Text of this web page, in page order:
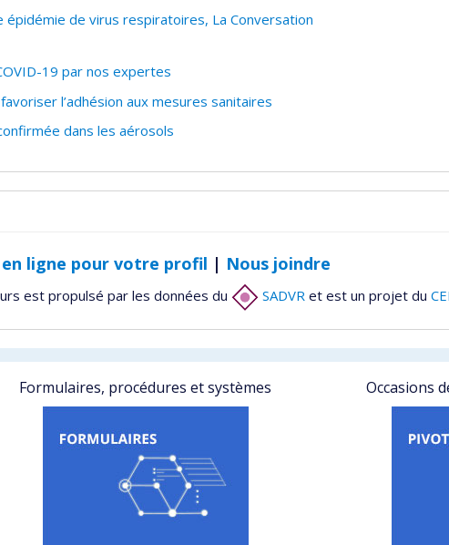
épidémie de virus respiratoires, La Conversation
19 par nos expertes
l’adhésion aux mesures sanitaires
dans les aérosols
en ligne pour votre profil | Nous joindre
est propulsé par les données du SADVRet est un projet du
Formulaires, procédures et systèmes Occasions